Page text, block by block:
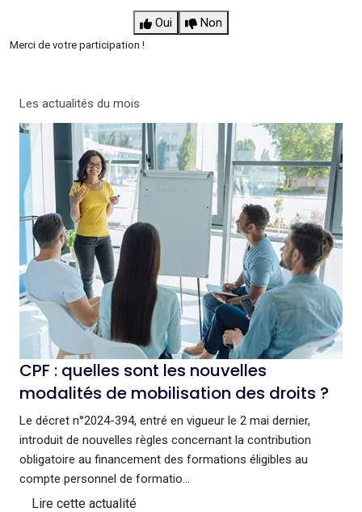
Oui Non
Merci de votre participation !
Les actualités du mois
CPF : quelles sont les nouvelles
modalités de mobilisation des droits ?
Le décret n°2024-394, entré en vigueur le 2 mai dernier,
introduit de nouvelles règles concernant la contribution
obligatoire au financement des formations éligibles au
compte personnel de formatio...
Lire cette actualité